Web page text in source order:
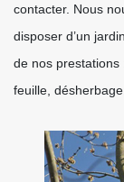
contacter. Nous
disposer d’un
de nos prestations
feuille,